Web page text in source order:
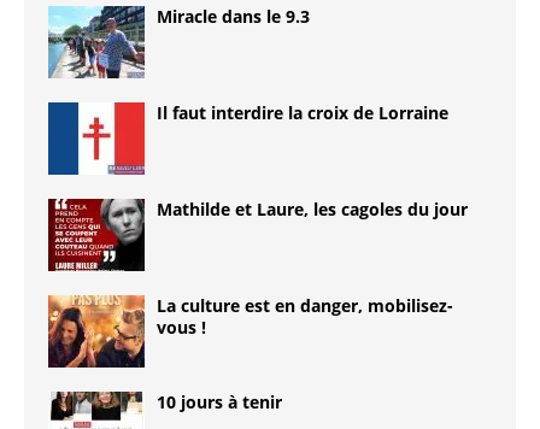
Miracle dans le 9.3
Il faut interdire la croix de Lorraine
Mathilde et Laure, les cagoles du jour
La culture est en danger, mobilisez-
vous !
10 jours à tenir